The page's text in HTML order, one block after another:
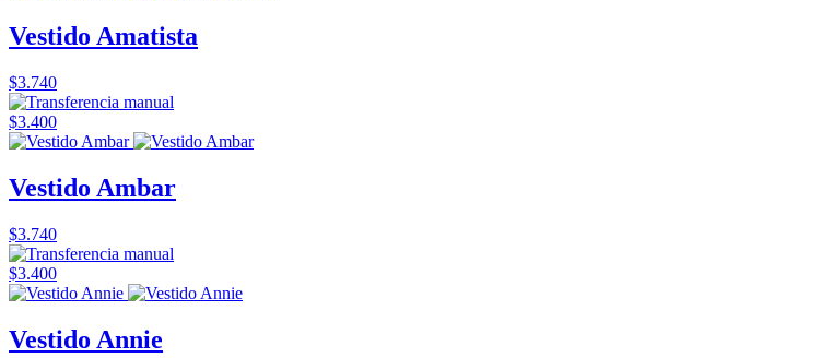
Vestido Amatista
$3.740
$3.400
Vestido Ambar
$3.740
$3.400
Vestido Annie